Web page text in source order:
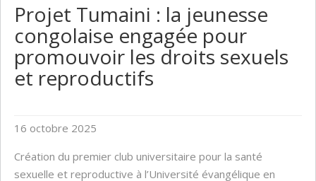
Projet Tumaini : la jeunesse
congolaise engagée pour
promouvoir les droits sexuels
et reproductifs
16 octobre 2025
Création du premier club universitaire pour la santé
sexuelle et reproductive à l’Université évangélique en